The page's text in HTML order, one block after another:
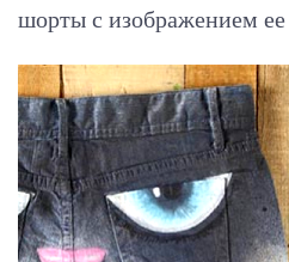
шорты с изображением